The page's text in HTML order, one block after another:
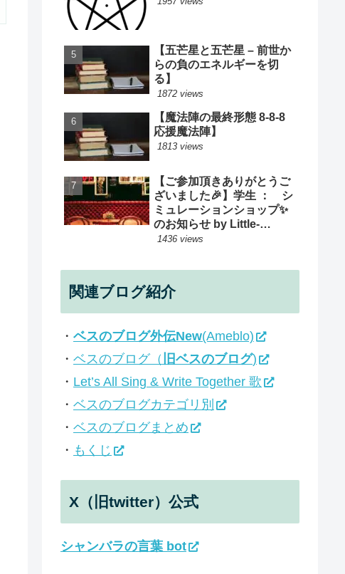
【五芒星と五芒星 – 前世か
らの負のエネルギーを切
る】
1872 views
【魔法陣の最終形態 8-8-8
応援魔法陣】
1813 views
【ご参加頂きありがとうご
ざいました🎉】学生 ： シ
ミュレーションショップ✨
のお知らせ by Little-
Cooking
1436 views
関連ブログ紹介
・ ベスのブログ外伝New(Ameblo)
・ ベスのブログ（ 旧ベスのブログ)
・ Let’s All Sing & Write Together 歌
・ ベスのブログカテゴリ別
・ ベスのブログまとめ
・ もくじ
X（旧twitter）公式
シャンバラの言葉 bot